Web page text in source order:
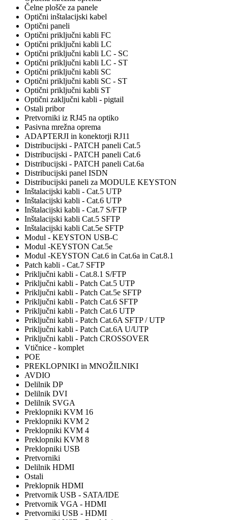
Čelne plošče za panele
Optični inštalacijski kabel
Optični paneli
Optični priključni kabli FC
Optični priključni kabli LC
Optični priključni kabli LC - SC
Optični priključni kabli LC - ST
Optični priključni kabli SC
Optični priključni kabli SC - ST
Optični priključni kabli ST
Optični zaključni kabli - pigtail
Ostali pribor
Pretvorniki iz RJ45 na optiko
Pasivna mrežna oprema
ADAPTERJI in konektorji RJ11
Distribucijski - PATCH paneli Cat.5
Distribucijski - PATCH paneli Cat.6
Distribucijski - PATCH paneli Cat.6a
Distribucijski panel ISDN
Distribucijski paneli za MODULE KEYSTON
Inštalacijski kabli - Cat.5 UTP
Inštalacijski kabli - Cat.6 UTP
Inštalacijski kabli - Cat.7 S/FTP
Inštalacijski kabli Cat.5 SFTP
Inštalacijski kabli Cat.5e SFTP
Modul - KEYSTON USB-C
Modul -KEYSTON Cat.5e
Modul -KEYSTON Cat.6 in Cat.6a in Cat.8.1
Patch kabli - Cat.7 SFTP
Priključni kabli - Cat.8.1 S/FTP
Priključni kabli - Patch Cat.5 UTP
Priključni kabli - Patch Cat.5e SFTP
Priključni kabli - Patch Cat.6 SFTP
Priključni kabli - Patch Cat.6 UTP
Priključni kabli - Patch Cat.6A SFTP / UTP
Priključni kabli - Patch Cat.6A U/UTP
Priključni kabli - Patch CROSSOVER
Vtičnice - komplet
POE
PREKLOPNIKI in MNOŽILNIKI
AVDIO
Delilnik DP
Delilnik DVI
Delilnik SVGA
Preklopniki KVM 16
Preklopniki KVM 2
Preklopniki KVM 4
Preklopniki KVM 8
Preklopniki USB
Pretvorniki
Delilnik HDMI
Ostali
Preklopnik HDMI
Pretvornik USB - SATA/IDE
Pretvornik VGA - HDMI
Pretvorniki USB - HDMI